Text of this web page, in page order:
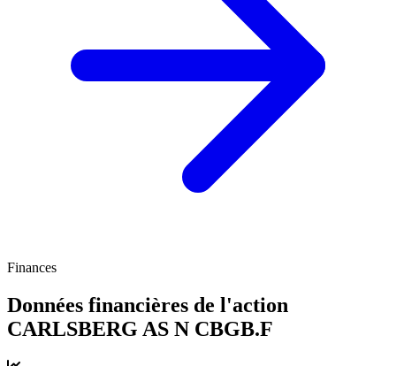
Finances
Données financières de l'action
CARLSBERG AS N CBGB.F